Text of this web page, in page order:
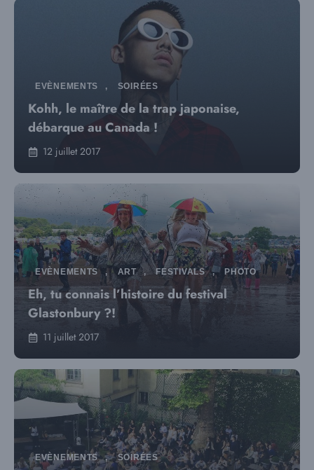
EVÈNEMENTS , SOIRÉES
Kohh, le maître de la trap japonaise,
débarque au Canada !
12 juillet 2017
EVÈNEMENTS , ART , FESTIVALS , PHOTO
Eh, tu connais l’histoire du festival
Glastonbury ?!
11 juillet 2017
EVÈNEMENTS , SOIRÉES